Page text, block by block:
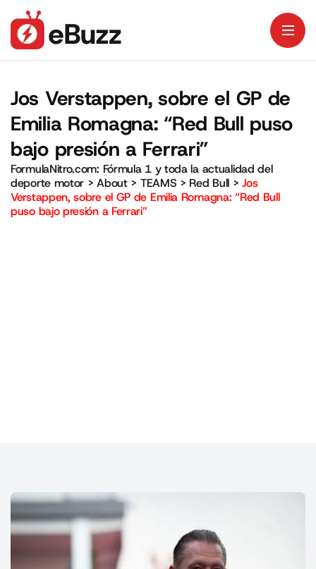
Jos Verstappen, sobre el GP de
Emilia Romagna: “Red Bull puso
bajo presión a Ferrari”
FormulaNitro.com: Fórmula 1 y toda la actualidad del
deporte motor >About> TEAMS > Red Bull >Jos
Verstappen, sobre el GP de Emilia Romagna: “Red Bull
puso bajo presión a Ferrari”